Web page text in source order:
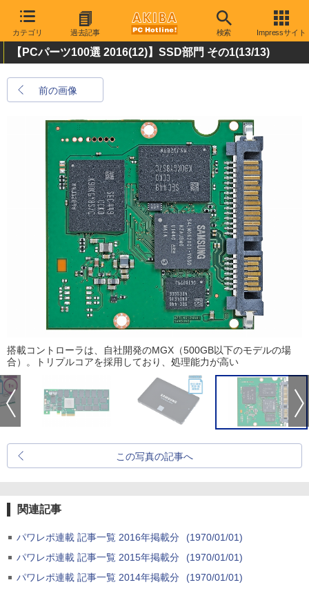
カテゴリ 過去記事 検索 Impressサイト
【PCパーツ100選 2016(12)】SSD部門 その1(13/13)
前の画像
搭載コントローラは、自社開発のMGX（500GB以下のモデルの場
合）。トリプルコアを採用しており、処理能力が高い
この写真の記事へ
関連記事
パワレポ連載 記事一覧 2016年掲載分
(1970/01/01)
パワレポ連載 記事一覧 2015年掲載分
(1970/01/01)
パワレポ連載 記事一覧 2014年掲載分
(1970/01/01)